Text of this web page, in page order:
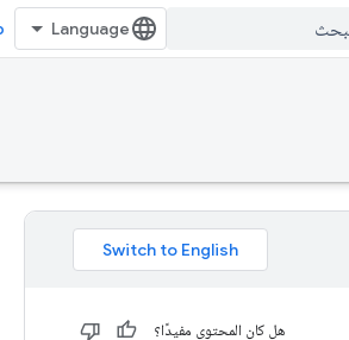
هل كان المحتوى مفيدًا؟